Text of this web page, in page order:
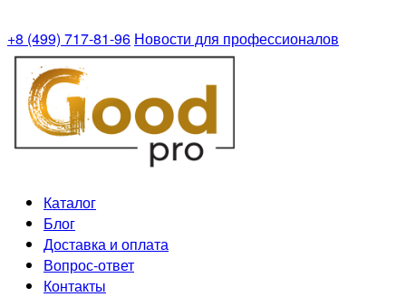
+8 (499) 717-81-96 Новости для профессионалов
Каталог
Блог
Доставка и оплата
Вопрос-ответ
Контакты